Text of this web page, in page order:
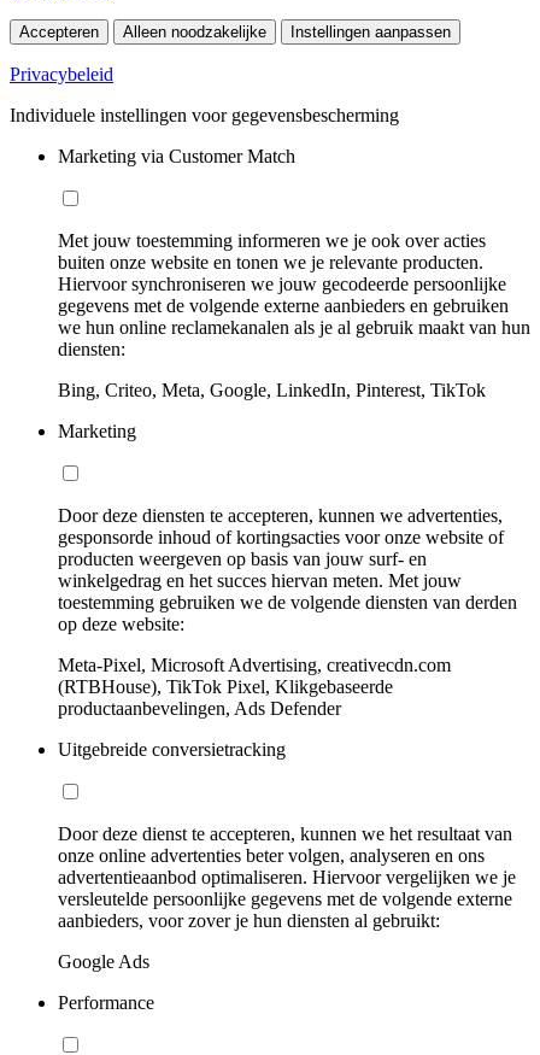
Accepteren Alleen noodzakelijke Instellingen aanpassen
Privacybeleid
Individuele instellingen voor gegevensbescherming
Marketing via Customer Match
Met jouw toestemming informeren we je ook over acties
buiten onze website en tonen we je relevante producten.
Hiervoor synchroniseren we jouw gecodeerde persoonlijke
gegevens met de volgende externe aanbieders en gebruiken
we hun online reclamekanalen als je al gebruik maakt van hun
diensten:
Bing, Criteo, Meta, Google, LinkedIn, Pinterest, TikTok
Marketing
Door deze diensten te accepteren, kunnen we advertenties,
gesponsorde inhoud of kortingsacties voor onze website of
producten weergeven op basis van jouw surf- en
winkelgedrag en het succes hiervan meten. Met jouw
toestemming gebruiken we de volgende diensten van derden
op deze website:
Meta-Pixel, Microsoft Advertising, creativecdn.com
(RTBHouse), TikTok Pixel, Klikgebaseerde
productaanbevelingen, Ads Defender
Uitgebreide conversietracking
Door deze dienst te accepteren, kunnen we het resultaat van
onze online advertenties beter volgen, analyseren en ons
advertentieaanbod optimaliseren. Hiervoor vergelijken we je
versleutelde persoonlijke gegevens met de volgende externe
aanbieders, voor zover je hun diensten al gebruikt:
Google Ads
Performance